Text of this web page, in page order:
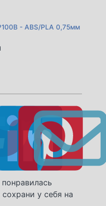
- ABS/PLA 0,75мм
Текущая
у себя на